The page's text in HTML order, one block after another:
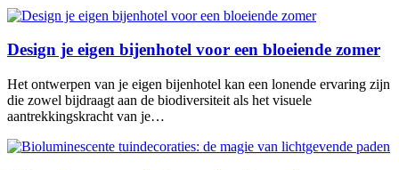
Design je eigen bijenhotel voor een bloeiende zomer
Het ontwerpen van je eigen bijenhotel kan een lonende ervaring zijn
die zowel bijdraagt aan de biodiversiteit als het visuele
aantrekkingskracht van je…